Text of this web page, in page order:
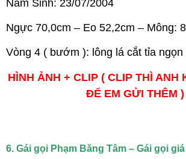
Năm Sinh: 23/07/2004
Ngực 70,0cm – Eo 52,2cm – Mông:
Vòng 4 ( bướm ): lông lá cắt tỉa ngọn
HÌNH ẢNH + CLIP ( CLIP THÌ ANH
ĐỂ EM GỬI THÊM )
6. Gái gọi Phạm Băng Tâm – Gái gọi